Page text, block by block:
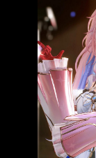
歷過 都
--